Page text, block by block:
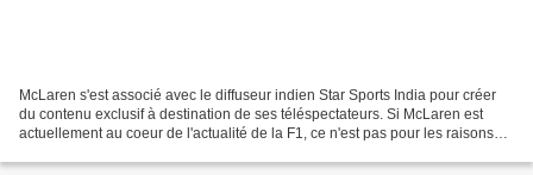
McLaren s'est associé avec le diffuseur indien Star Sports India pour créer
du contenu exclusif à destination de ses téléspectateurs. Si McLaren est
actuellement au coeur de l'actualité de la F1, ce n'est pas pour les raisons